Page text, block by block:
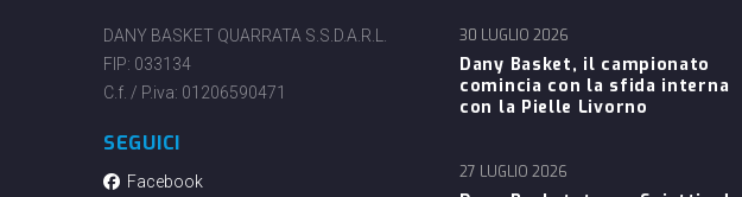
DANY BASKET QUARRATA S.S.D.A.R.L.
FIP: 033134
C.f. / P.iva: 01206590471
SEGUICI
Facebook
Dany Basket, il campionato
comincia con la sfida interna
con la Pielle Livorno
30 LUGLIO 2026
27 LUGLIO 2026